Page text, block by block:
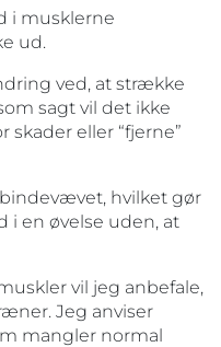
i musklerne
ud.
ved, at strække
sagt vil det ikke
eller “fjerne”
hvilket gør
en øvelse uden, at
vil jeg anbefale,
Jeg anviser
mangler normal